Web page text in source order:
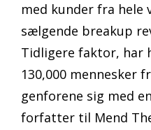
med kunder fra hele
sælgende breakup
Tidligere faktor, har
130,000 mennesker
genforene sig med
forfatter til Mend